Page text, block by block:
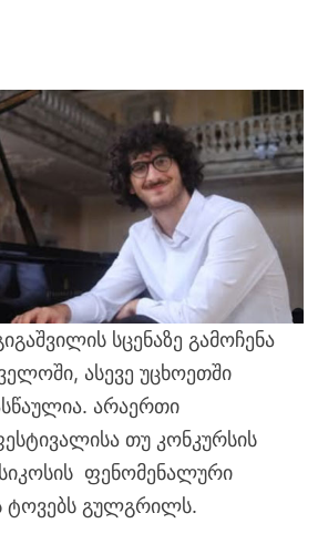
სცენაზე გამოჩენა
ასევე უცხოეთში
არაერთი
თუ კონკურსის
ფენომენალური
ტოვებს გულგრილს.